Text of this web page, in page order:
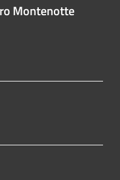
Montenotte